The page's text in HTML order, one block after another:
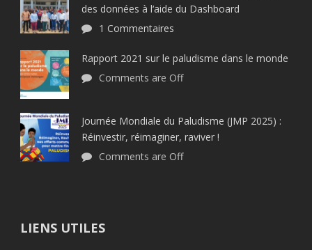
des données à l‘aide du Dashboard
1 Commentaires
Rapport 2021 sur le paludisme dans le monde
Comments are Off
Journée Mondiale du Paludisme (JMP 2025) :
Réinvestir, réimaginer, raviver !
Comments are Off
LIENS UTILES